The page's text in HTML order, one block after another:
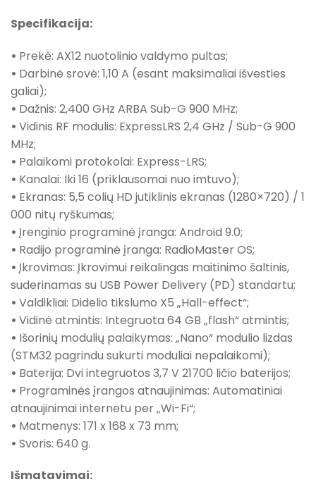
Specifikacija:
• Prekė: AX12 nuotolinio valdymo pultas;
• Darbinė srovė: 1,10 A (esant maksimaliai išvesties
galiai);
• Dažnis: 2,400 GHz ARBA Sub-G 900 MHz;
• Vidinis RF modulis: ExpressLRS 2,4 GHz / Sub-G 900
MHz;
• Palaikomi protokolai: Express-LRS;
• Kanalai: Iki 16 (priklausomai nuo imtuvo);
• Ekranas: 5,5 colių HD jutiklinis ekranas (1280×720) / 1
000 nitų ryškumas;
• Įrenginio programinė įranga: Android 9.0;
• Radijo programinė įranga: RadioMaster OS;
• Įkrovimas: Įkrovimui reikalingas maitinimo šaltinis,
suderinamas su USB Power Delivery (PD) standartu;
• Valdikliai: Didelio tikslumo X5 „Hall-effect“;
• Vidinė atmintis: Integruota 64 GB „flash“ atmintis;
• Išorinių modulių palaikymas: „Nano“ modulio lizdas
(STM32 pagrindu sukurti moduliai nepalaikomi);
• Baterija: Dvi integruotos 3,7 V 21700 ličio baterijos;
• Programinės įrangos atnaujinimas: Automatiniai
atnaujinimai internetu per „Wi-Fi“;
• Matmenys: 171 x 168 x 73 mm;
• Svoris: 640 g.
Išmatavimai: